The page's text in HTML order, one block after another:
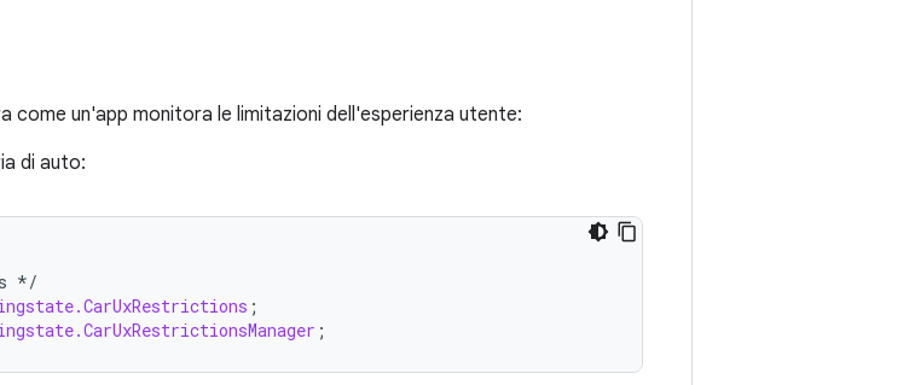
come un'app monitora le limitazioni dell'esperienza utente:
di auto:
*/
;
;